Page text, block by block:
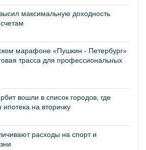
максимальную доходность
марафоне «Пушкин - Петербург»
трасса для профессиональных
вошли в список городов, где
на вторичку
расходы на спорт и